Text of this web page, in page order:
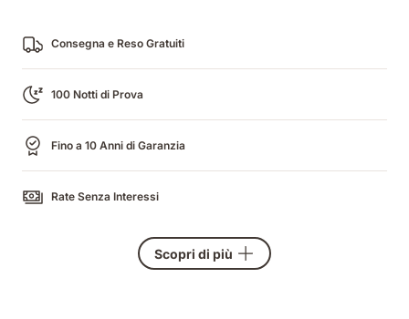
Consegna e Reso Gratuiti
100 Notti di Prova
Fino a 10 Anni di Garanzia
Rate Senza Interessi
Scopri di più